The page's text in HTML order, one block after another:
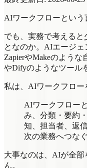
AIワークフローという
でも、実務で考えると
となのか。AIエージェ
ZapierやMakeのよう
やDifyのようなツール
私は、AIワークフロー
AIワークフロー
み、分類・要約
知、担当者、返
次の業務へつな
大事なのは、AIが全
ん。